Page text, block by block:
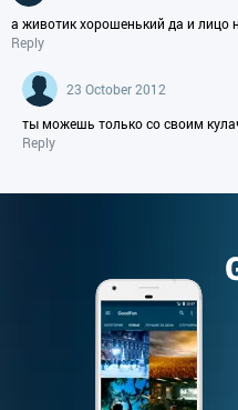
а животик хорошенький да и лицо
Reply
23 October 2012
ты можешь только со своим
Reply